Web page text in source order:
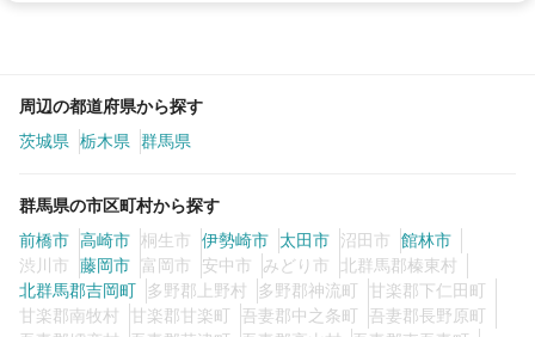
周辺の都道府県から探す
茨城県
栃木県 群馬県
群馬県の市区町村から探す
前橋市 高崎市 桐生市 伊勢崎市 太田市 沼田市
館林市
渋川市
藤岡市 富岡市 安中市 みどり市
北群馬郡榛東村
北群馬郡吉岡町
多野郡上野村 多野郡神流町
甘楽郡下仁田町
甘楽郡南牧村
甘楽郡甘楽町 吾妻郡中之条町
吾妻郡長野原町